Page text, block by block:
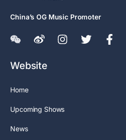
China’s OG Music Promoter
Website
Home
Upcoming Shows
News